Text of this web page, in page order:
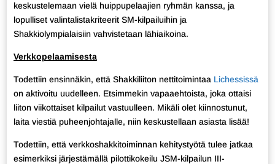
keskustelemaan vielä huippupelaajien ryhmän kanssa, ja
lopulliset valintalistakriteerit SM-kilpailuihin ja
Shakkiolympialaisiin vahvistetaan lähiaikoina.
Verkkopelaamisesta
Todettiin ensinnäkin, että Shakkiliiton nettitoimintaa Lichessissä
on aktivoitu uudelleen. Etsimmekin vapaaehtoista, joka ottaisi
liiton viikottaiset kilpailut vastuulleen. Mikäli olet kiinnostunut,
laita viestiä puheenjohtajalle, niin keskustellaan asiasta lisää!
Todettiin, että verkkoshakkitoiminnan kehitystyötä tulee jatkaa
esimerkiksi järjestämällä pilottikokeilu JSM-kilpailun III-